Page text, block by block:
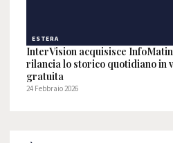
ESTERA
InterVision acquisisce
rilancia lo storico quotidiano in
gratuita
24 Febbraio 2026